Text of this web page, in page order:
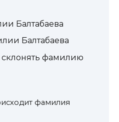
Балтабаева
Балтабаева
фамилию
фамилия